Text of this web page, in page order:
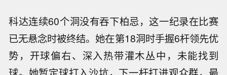
科达连续60个洞没有吞下柏忌，这一纪录在比赛
已无悬念时被终结。她在第18洞时手握6杆领先优
势，开球偏右、深入热带灌木丛中，未能找到